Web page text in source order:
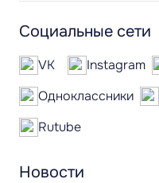
Новости
Социальные сети
VK Instagram
Одноклассники
Rutube